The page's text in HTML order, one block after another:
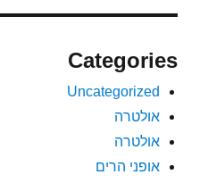
Categories
Uncategorized
אולטרה
אולטרה
אופני הרים